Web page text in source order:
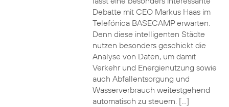
Debatte mit CEO Markus Haas im
Telefónica BASECAMP erwarten.
Denn diese intelligenten Städte
nutzen besonders geschickt die
Analyse von Daten, um damit
Verkehr und Energienutzung sowie
auch Abfallentsorgung und
Wasserverbrauch weitestgehend
automatisch zu steuern. […]